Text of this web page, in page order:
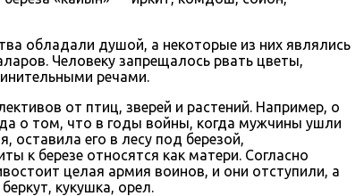
обладали душой, а некоторые из них являлись
Человеку запрещалось рвать цветы,
речами.
от птиц, зверей и растений. Например, о
о том, что в годы войны, когда мужчины ушли
оставила его в лесу под березой,
к березе относятся как матери. Согласно
целая армия воинов, и они отступили, а
кукушка, орел.